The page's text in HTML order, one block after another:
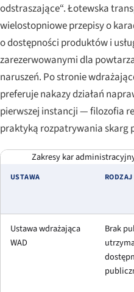
odstraszające“. Łotewska
wielostopniowe przepisy o
o dostępności produktów i
zarezerwowanymi dla
naruszeń. Po stronie
preferuje nakazy działań
pierwszej instancji — filozofia
praktyką rozpatrywania skarg
Zakresy kar
USTAWA
Ustawa wdrażająca
WAD
Brak